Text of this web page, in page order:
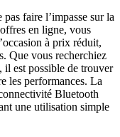
faire l’impasse sur la
en ligne, vous
à prix réduit,
Que vous recherchiez
il est possible de trouver
les performances. La
Bluetooth
une utilisation simple